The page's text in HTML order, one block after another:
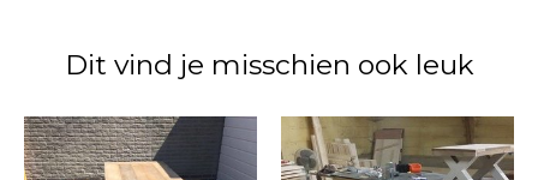
Dit vind je misschien ook leuk
Items van productcarrousel